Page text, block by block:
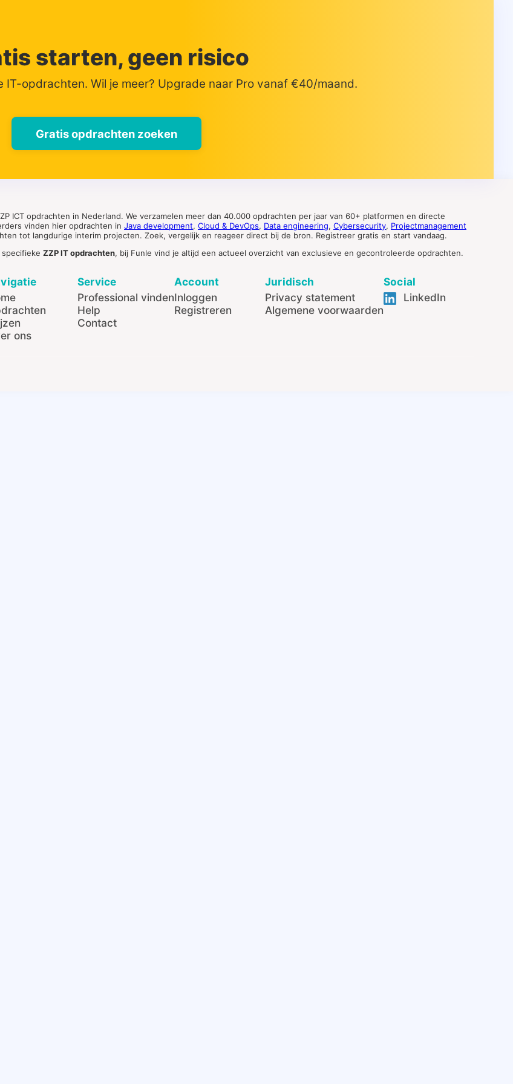
starten, geen risico
IT-opdrachten. Wil je meer? Upgrade naar Pro vanaf €40/maand.
Gratis opdrachten zoeken
ICT opdrachten in Nederland. We verzamelen meer dan 40.000 opdrachten per jaar van 60+ platformen en directe
vinden hier opdrachten in Java development, Cloud & DevOps, Data engineering, Cybersecurity, Projectmanagement
tot langdurige interim projecten. Zoek, vergelijk en reageer direct bij de bron. Registreer gratis en start vandaag.
ZZP IT opdrachten, bij Funle vind je altijd een actueel overzicht van exclusieve en gecontroleerde opdrachten.
ons
Service
Professional vinden
Help
Contact
Account
Inloggen
Registreren
Juridisch
Privacy statement
Algemene voorwaarden
Social
LinkedIn